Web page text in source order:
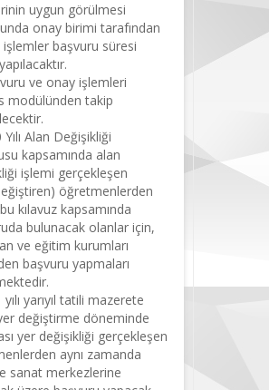
uygun görülmesi
onay birimi tarafından
işlemler başvuru süresi
ve onay işlemleri
modülünden takip
Yılı Alan Değişikliği
kapsamında alan
işlemi gerçekleşen
öğretmenlerden
kılavuz kapsamında
bulunacak olanlar için,
ve eğitim kurumları
başvuru yapmaları
yarıyıl tatili mazerete
değiştirme döneminde
yer değişikliği gerçekleşen
aynı zamanda
sanat merkezlerine